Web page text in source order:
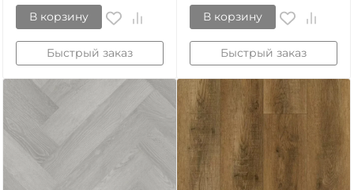
В корзину
Быстрый заказ
В корзину
Быстрый заказ